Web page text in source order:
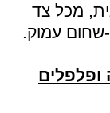
מכל צד
שחום עמוק.